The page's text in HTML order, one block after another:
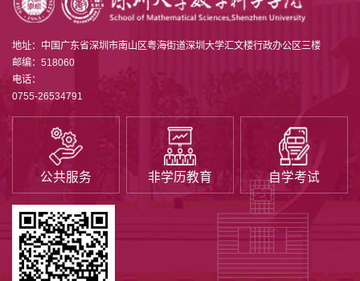
地址：中国广东省深圳市南山区粤海街道深圳大学汇文楼行政办公区三楼
邮编：518060
电话：
0755-26534791
公共服务 非学历教育 自学考试